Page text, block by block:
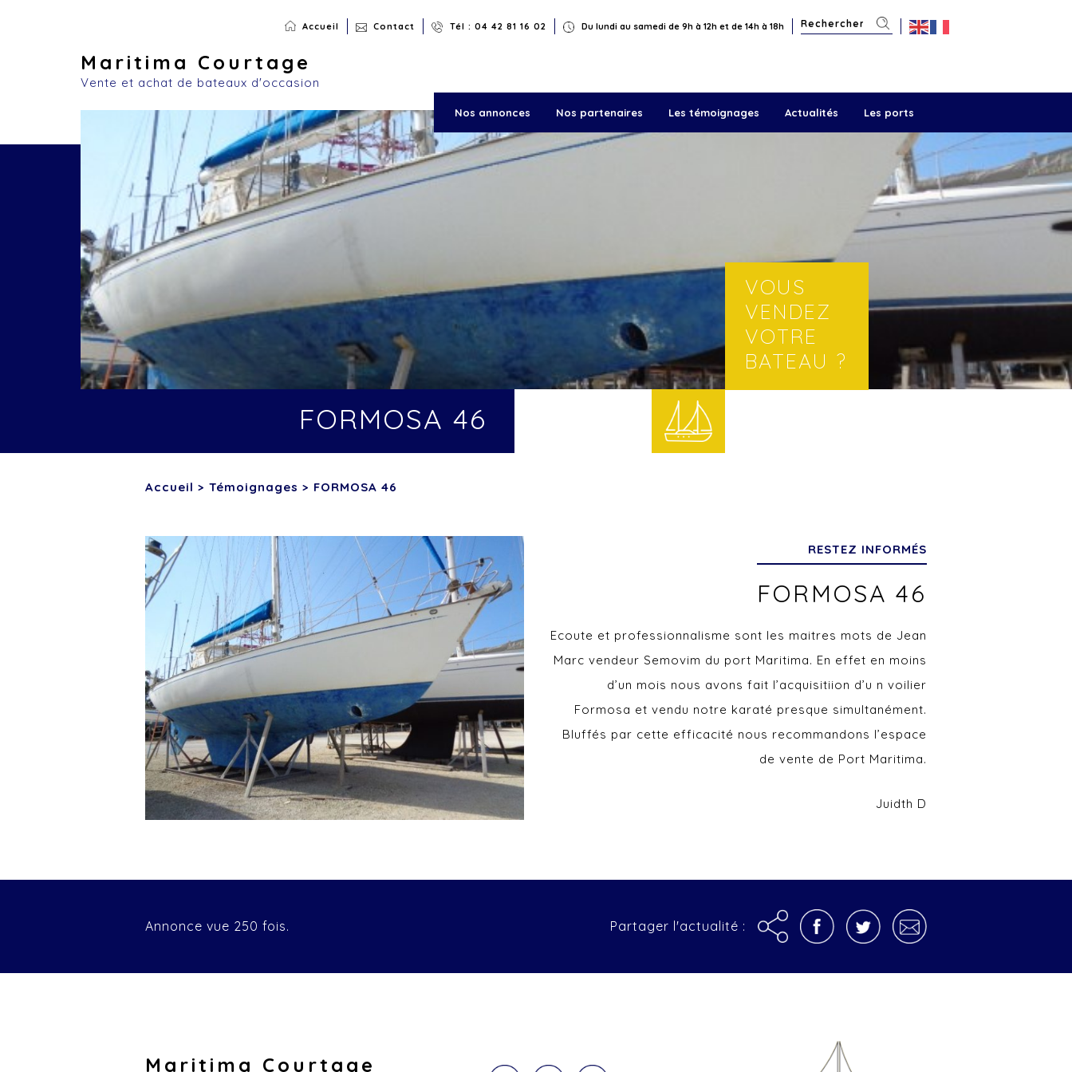
Accueil Contact Tél : 04 42 81 16 02 Du lundi au samedi de 9h à 12h et de 14h à 18h
Rechercher
Maritima Courtage
Vente et achat de bateaux d'occasion
Nos annonces Nos partenaires Les témoignages Actualités Les ports
VOUS
VENDEZ
VOTRE
BATEAU ?
FORMOSA 46
Accueil > Témoignages > FORMOSA 46
RESTEZ INFORMÉS
FORMOSA 46
Ecoute et professionnalisme sont les maitres mots de Jean
Marc vendeur Semovim du port Maritima. En effet en moins
d’un mois nous avons fait l’acquisitiion d’u n voilier
Formosa et vendu notre karaté presque simultanément.
Bluffés par cette efficacité nous recommandons l’espace
de vente de Port Maritima.
Juidth D
Annonce vue 250 fois. Partager l'actualité :
Maritima Courtage